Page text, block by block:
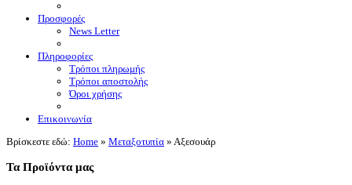
Προσφορές
News Letter
Πληροφορίες
Τρόποι πληρωμής
Τρόποι αποστολής
Όροι χρήσης
Επικοινωνία
Βρίσκεστε εδώ: Home » Μεταξοτυπία » Αξεσουάρ
Τα Προϊόντα μας